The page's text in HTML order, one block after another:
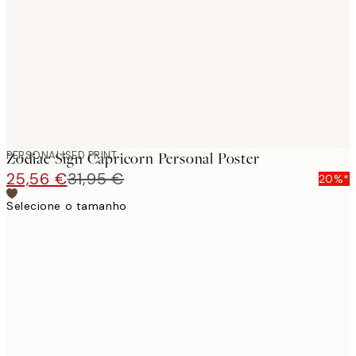
PERSONALISED PRINT
Zodiac Sign Capricorn Personal Poster
25,56 €31,95 €
20%*
Selecione o tamanho